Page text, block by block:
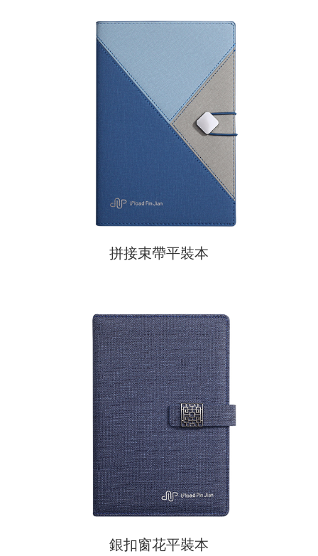
拼接束帶平裝本
銀扣窗花平裝本